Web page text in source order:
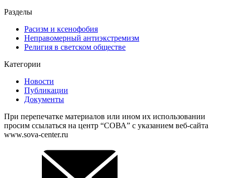
Разделы
Расизм и ксенофобия
Неправомерный антиэкстремизм
Религия в светском обществе
Категории
Новости
Публикации
Документы
При перепечатке материалов или ином их использовании
просим ссылаться на центр “СОВА” с указанием веб-сайта
www.sova-center.ru